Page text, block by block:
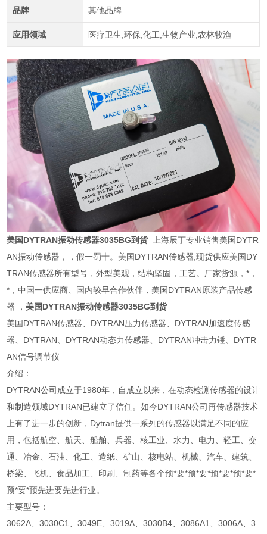
品牌 其他品牌
应用领域 医疗卫生,环保,化工,生物产业,农林牧渔
美国DYTRAN振动传感器3035BG到货上海辰丁专业销售美国DYTR
AN振动传感器，，假一罚十。美国DYTRAN传感器,现货供应美国DY
TRAN传感器所有型号，外型美观，结构坚固，工艺。厂家货源，*，
*，中国一供应商、国内较早合作伙伴，美国DYTRAN原装产品传感
器 ，美国DYTRAN振动传感器3035BG到货
美国DYTRAN传感器、DYTRAN压力传感器、DYTRAN加速度传感
器、DYTRAN、DYTRAN动态力传感器、DYTRAN冲击力锤、DYTR
AN信号调节仪
介绍：
DYTRAN公司成立于1980年，自成立以来，在动态检测传感器的设计
和制造领域DYTRAN已建立了信任。如今DYTRAN公司再传感器技术
上有了进一步的创新，Dytran提供一系列的传感器以满足不同的应
用，包括航空、航天、船舶、兵器、核工业、水力、电力、轻工、交
通、冶金、石油、化工、造纸、矿山、核电站、机械、汽车、建筑、
桥梁、飞机、食品加工、印刷、制药等各个预*要*预*要*预*要*预*要*
预*要*预先进要先进行业。
主要型号：
3062A、3030C1、3049E、3019A、3030B4、3086A1、3006A、3